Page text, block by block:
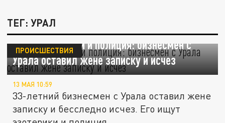
ТЕГ: УРАЛ
Ищут эзотерики и полиция: бизнесмен с
Урала оставил жене записку и исчез
ПРОИСШЕСТВИЯ
13 МАЯ 10:59
33-летний бизнесмен с Урала оставил жене
записку и бесследно исчез. Его ищут